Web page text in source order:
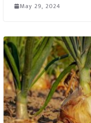
May 29, 2024